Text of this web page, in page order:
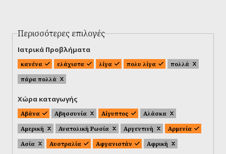
Περισσότερες επιλογές
Ιατρικά Προβλήματα
κανένα ελάχιστα λίγα πολυ λίγα
πολλά
πάρα πολλά
Χώρα καταγωγής
Αβάνα Αβησσυνία Αίγυπτος
Αλάσκα
Αμερική
Ανατολική Ρωσία Αργεντινή
Αρμενία
Ασία
Αυστραλία Αφγανιστάν
Αφρική